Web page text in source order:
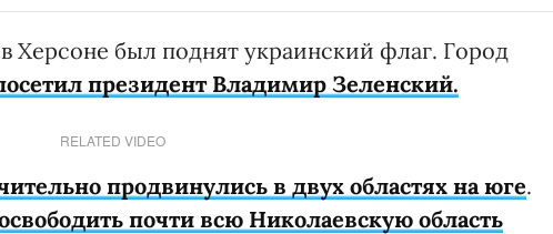
Херсоне был поднят украинский флаг. Город
президент Владимир Зеленский.
RELATED VIDEO
продвинулись в двух областях на юге.
почти всю Николаевскую область